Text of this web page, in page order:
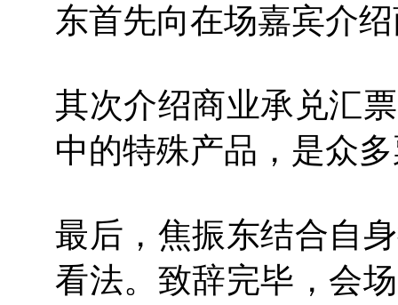
东首先向在场嘉宾介
其次介绍商业承兑汇
中的特殊产品，是众
最后，焦振东结合自
看法。致辞完毕，会